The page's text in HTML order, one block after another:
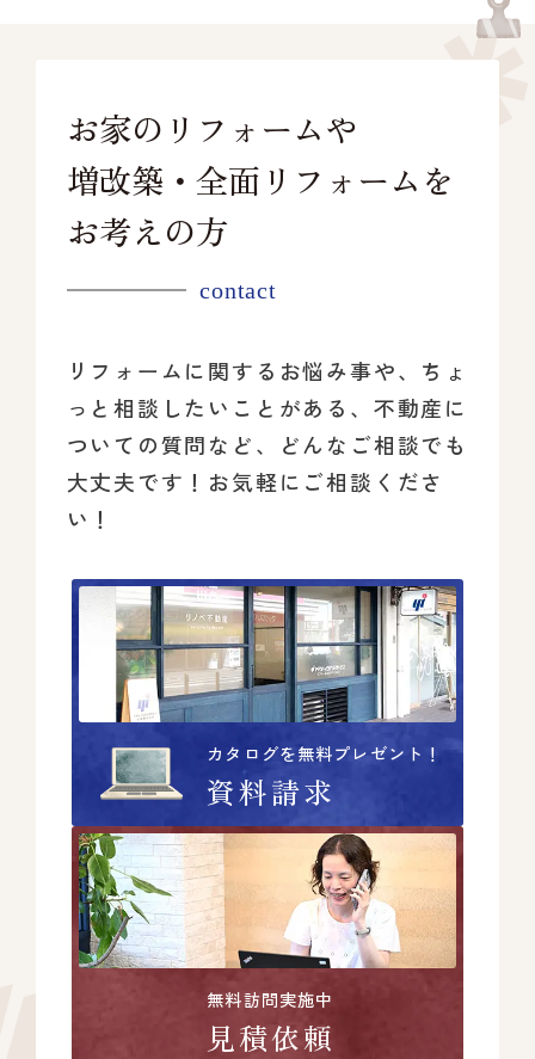
お家のリフォームや
増改築・全面リフォームを
お考えの方
contact
リフォームに関するお悩み事や、ちょ
っと相談したいことがある、 不動産に
ついての質問など、どんなご相談でも
大丈夫です！ お気軽にご相談くださ
い！
カタログを無料プレゼント！
資料請求
無料訪問実施中
見積依頼